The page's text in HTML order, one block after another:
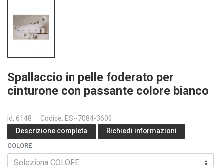
Spallaccio in pelle foderato per
cinturone con passante colore bianco
Id: 6148
Codice: ES--7084-3600
Descrizione completa
Richiedi informazioni
COLORE
Seleziona COLORE